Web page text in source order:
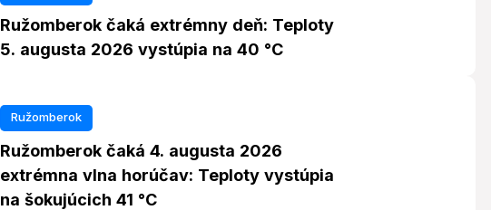
Ružomberok čaká extrémny deň: Teploty
5. augusta 2026 vystúpia na 40 °C
Ružomberok
Ružomberok čaká 4. augusta 2026
extrémna vlna horúčav: Teploty vystúpia
na šokujúcich 41 °C